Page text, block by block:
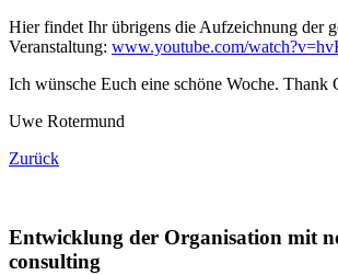
Hier findet Ihr übrigens die Aufzeichnung der
Veranstaltung: www.youtube.com/
Ich wünsche Euch eine schöne Woche. Thank
Uwe Rotermund
Zurück
Entwicklung der Organisation mit
consulting